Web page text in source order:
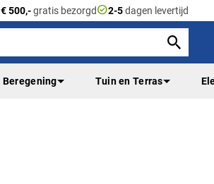
€ 500,-gratis bezorgdcheck_circle2-5dagen levertijd
Beregening Tuin en Terras